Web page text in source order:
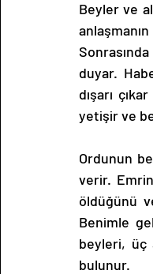
Beyler ve
duyar.
dışarı
yetişir ve
Ordunun
verir.
öldüğünü
Benimle
beyleri, üç
bulunur.